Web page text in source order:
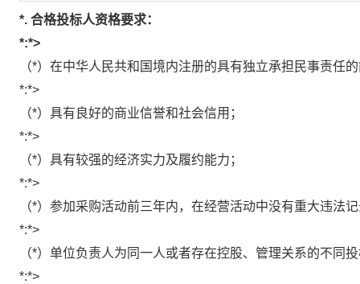
*. 合格投标人资格要求：
*:*>
（*）在中华人民共和国境内注册的具有独立承担民事责任
*:*>
（*）具有良好的商业信誉和社会信用；
*:*>
（*）具有较强的经济实力及履约能力；
*:*>
（*）参加采购活动前三年内，在经营活动中没有重大违法
*:*>
（*）单位负责人为同一人或者存在控股、管理关系的不同
*:*>